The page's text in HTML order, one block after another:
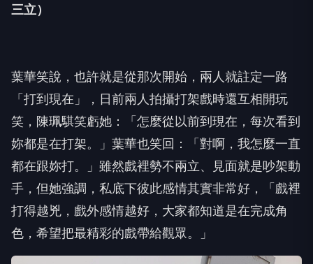
笑，陳珮騏笑虧她：「怎麼從以前到現在，每次看到
妳都是在打架。」葉華也笑回：「對啊，我怎麼一直
都在跟妳打。」雖然戲裡勢不兩立、見面就是吵架動
手，但她強調，私底下彼此感情其實非常好，「戲裡
打得越兇，戲外感情越好，大家都知道是在完成角
色，希望把最精彩的戲帶給觀眾。」